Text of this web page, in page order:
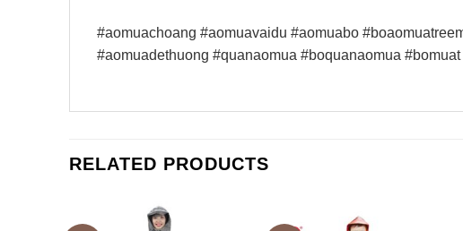
#aomuachoang #aomuavaidu #aomuabo
#aomuadethuong #quanaomua #boquanaomua #bomuat
RELATED PRODUCTS